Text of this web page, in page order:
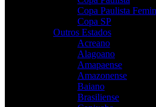
Copa Paulista
Copa SP
Outros Estados
Acreano
Alagoano
Amapaense
Amazonense
Baiano
Brasiliense